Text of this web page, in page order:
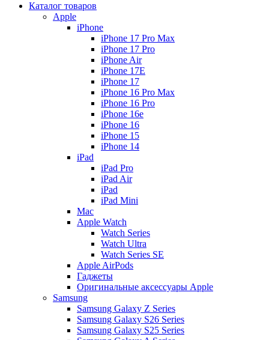
Каталог товаров
Apple
iPhone
iPhone 17 Pro Max
iPhone 17 Pro
iPhone Air
iPhone 17E
iPhone 17
iPhone 16 Pro Max
iPhone 16 Pro
iPhone 16e
iPhone 16
iPhone 15
iPhone 14
iPad
iPad Pro
iPad Air
iPad
iPad Mini
Mac
Apple Watch
Watch Series
Watch Ultra
Watch Series SE
Apple AirPods
Гаджеты
Оригинальные аксессуары Apple
Samsung
Samsung Galaxy Z Series
Samsung Galaxy S26 Series
Samsung Galaxy S25 Series